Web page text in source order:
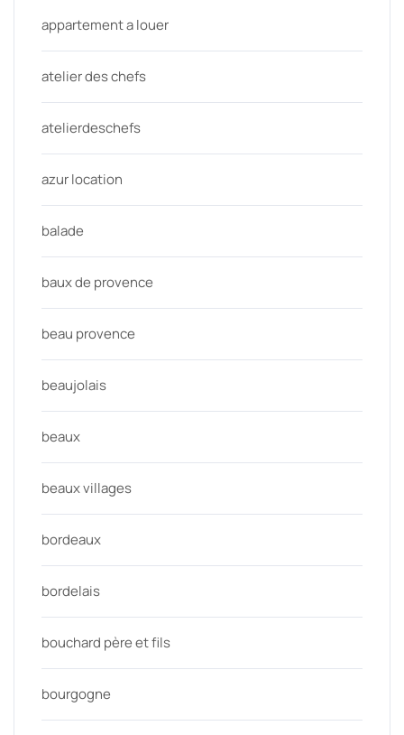
appartement a louer
atelier des chefs
atelierdeschefs
azur location
balade
baux de provence
beau provence
beaujolais
beaux
beaux villages
bordeaux
bordelais
bouchard père et fils
bourgogne